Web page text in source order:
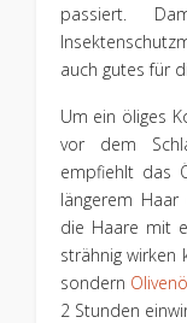
passiert.
auch gutes für
Um ein öliges
vor dem
empfiehlt das
längerem
die Haare mit
strähnig wirken
sondern
2 Stunden